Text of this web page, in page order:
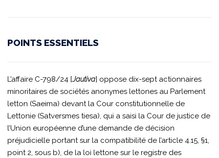
POINTS ESSENTIELS
L’affaire C-798/24 [Jautiva] oppose dix-sept actionnaires
minoritaires de sociétés anonymes lettones au Parlement
letton (Saeima) devant la Cour constitutionnelle de
Lettonie (Satversmes tiesa), qui a saisi la Cour de justice de
l’Union européenne d’une demande de décision
préjudicielle portant sur la compatibilité de l’article 4.15, §1,
point 2, sous b), de la loi lettone sur le registre des